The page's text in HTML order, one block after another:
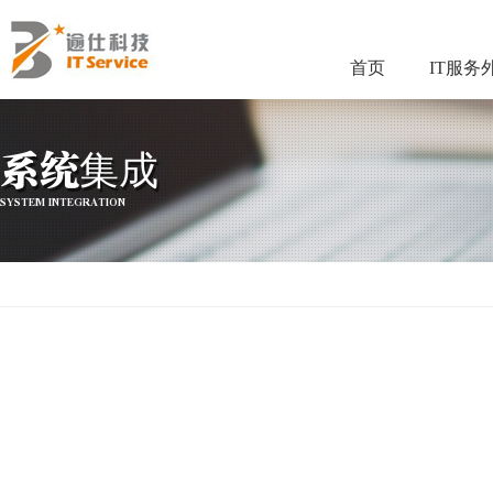
首页 IT服务
系统集成
SYSTEM INTEGRATION